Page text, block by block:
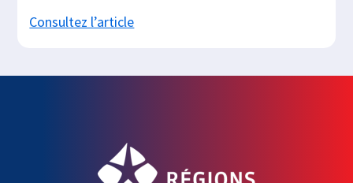
Consultez l’article